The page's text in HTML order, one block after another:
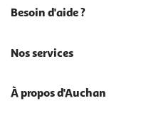
Besoin d'aide ?
Nos services
À propos d'Auchan